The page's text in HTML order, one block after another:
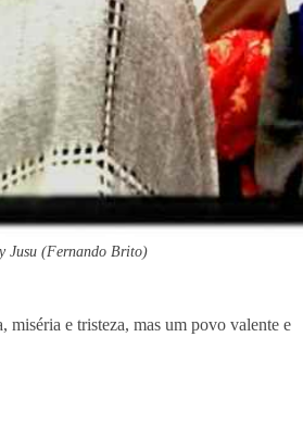
Jusu (Fernando Brito)
e tristeza, mas um povo valente e